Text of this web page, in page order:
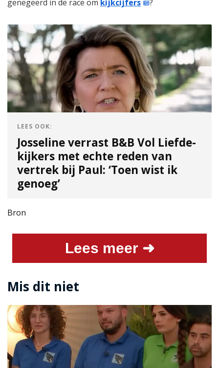
genegeerd in de race om kijkcijfers ?
LEES OOK:
Josseline verrast B&B Vol Liefde-
kijkers met echte reden van
vertrek bij Paul: ‘Toen wist ik
genoeg’
Bron
Lees meer ➜
Mis dit niet